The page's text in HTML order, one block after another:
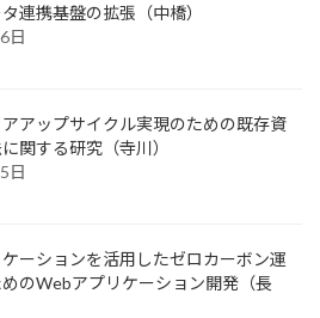
連携基盤の拡張（中橋）
日
アップサイクル実現のための既存資
関する研究（寺川）
日
ーションを活用したゼロカーボン運
のWebアプリケーション開発（長